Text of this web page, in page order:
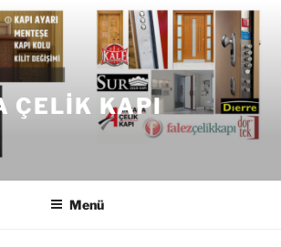
ÇELIK KAPI
Menü